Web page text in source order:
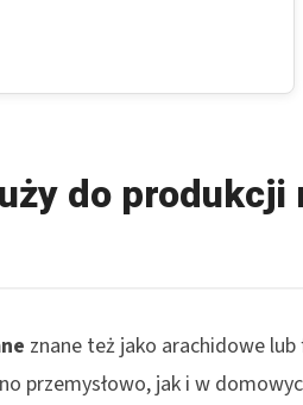
do produkcji
znane też jako arachidowe
przemysłowo, jak i w